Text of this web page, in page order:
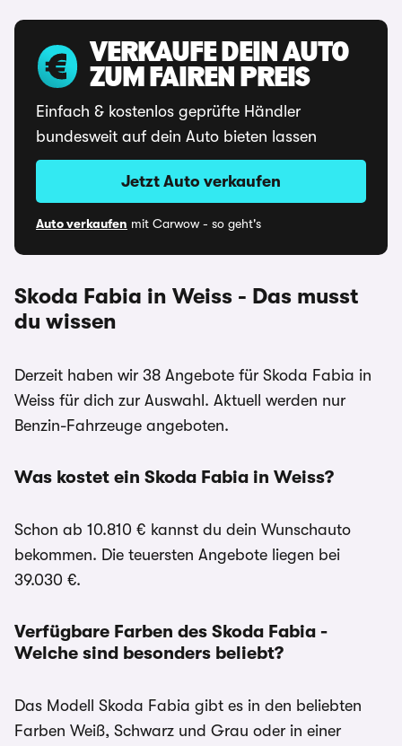
VERKAUFE DEIN AUTO
ZUM FAIREN PREIS
Einfach & kostenlos geprüfte Händler
bundesweit auf dein Auto bieten lassen
Jetzt Auto verkaufen
Auto verkaufen mit Carwow - so geht's
Skoda Fabia in Weiss - Das musst
du wissen
Derzeit haben wir 38 Angebote für Skoda Fabia in
Weiss für dich zur Auswahl. Aktuell werden nur
Benzin-Fahrzeuge angeboten.
Was kostet ein Skoda Fabia in Weiss?
Schon ab 10.810 € kannst du dein Wunschauto
bekommen. Die teuersten Angebote liegen bei
39.030 €.
Verfügbare Farben des Skoda Fabia -
Welche sind besonders beliebt?
Das Modell Skoda Fabia gibt es in den beliebten
Farben Weiß, Schwarz und Grau oder in einer